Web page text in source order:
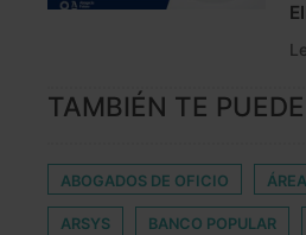
TAMBIÉN TE
ABOGADOS DE OFICIO
ARSYS BANCO POPULAR